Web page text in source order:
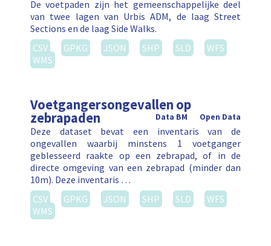
De voetpaden zijn het gemeenschappelijke deel
van twee lagen van Urbis ADM, de laag Street
Sections en de laag Side Walks.
CSV
GPKG JSON SHP SLD
WFS
WMS
Voetgangersongevallen op
zebrapaden Open Data
Data BM
Deze dataset bevat een inventaris van de
ongevallen waarbij minstens 1 voetganger
geblesseerd raakte op een zebrapad, of in de
directe omgeving van een zebrapad (minder dan
10m). Deze inventaris …
CSV
GPKG JSON SHP SLD
WFS
WMS